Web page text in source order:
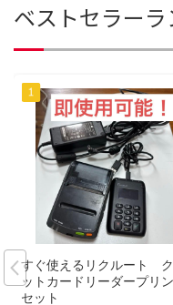
ベストセラー
すぐ使えるリクルート
ットカードリーダープリ
セット